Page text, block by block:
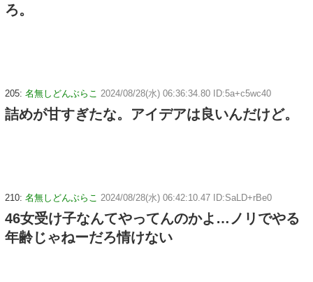
ろ。
205: 名無しどんぶらこ 2024/08/28(水) 06:36:34.80 ID:5a+c5wc40
詰めが甘すぎたな。アイデアは良いんだけど。
210: 名無しどんぶらこ 2024/08/28(水) 06:42:10.47 ID:SaLD+rBe0
46女受け子なんてやってんのかよ…ノリでやる
年齢じゃねーだろ情けない